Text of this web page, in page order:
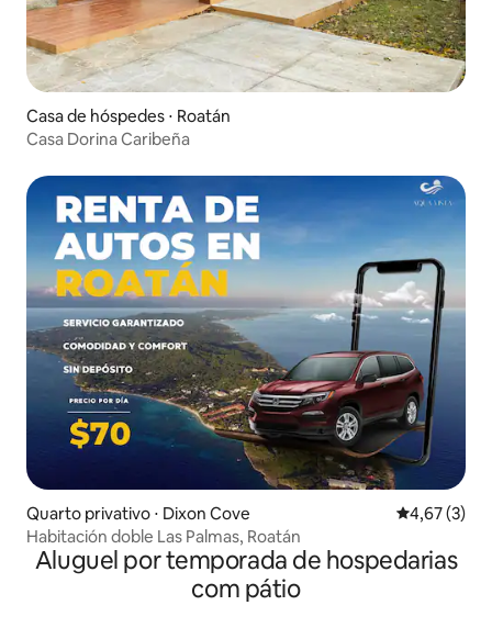
Casa de hóspedes ⋅ Roatán
Casa Dorina Caribeña
Quarto privativo ⋅ Dixon Cove 4,67 de
4,67 (3)
Habitación doble Las Palmas, Roatán
Aluguel por temporada de hospedarias
com pátio